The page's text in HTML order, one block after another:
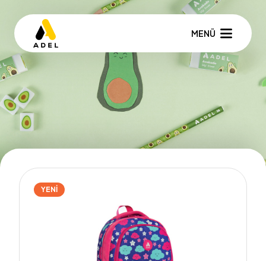
MENÜ
YENİ